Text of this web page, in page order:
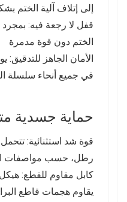
إلى إتلاف آلية الختم
قفل لا رجعة فيه: بمجرد
الختم دون قوة مدمرة
الأمان الجاهز للتدقيق:
في جميع أنحاء سلسلة
حماية جسدية
رطل، حسب مواصفات
كابل مقاوم للقطع:
يقاوم هجمات قاطع